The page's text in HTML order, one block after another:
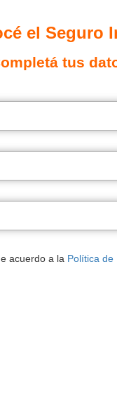
el Seguro
tus
acuerdo a la Política de